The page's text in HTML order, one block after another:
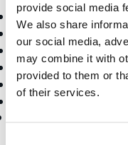
provide social media
We also share
our social media,
may combine it with
provided to them or
of their services.
电动工具
无尘打磨
砂纸和抛光蜡
配件和耗材
超硬磨具
核心产品